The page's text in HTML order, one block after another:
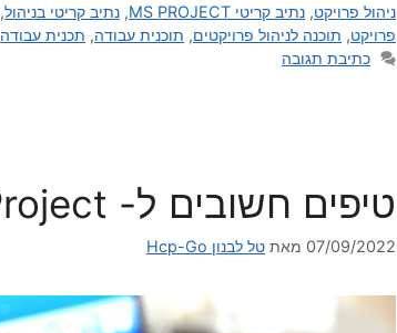
ניהול פרויקט, נתיב קריטי MS PROJECT , נתיב קריטי בניהול,
פרויקט, תוכנה לניהול פרויקטים, תוכנית עבודה, תכנית עבודה
כתיבת תגובה
טיפים חשובים ל- MS Project
07/09/2022 מאת טל לבנון Hcp-Go